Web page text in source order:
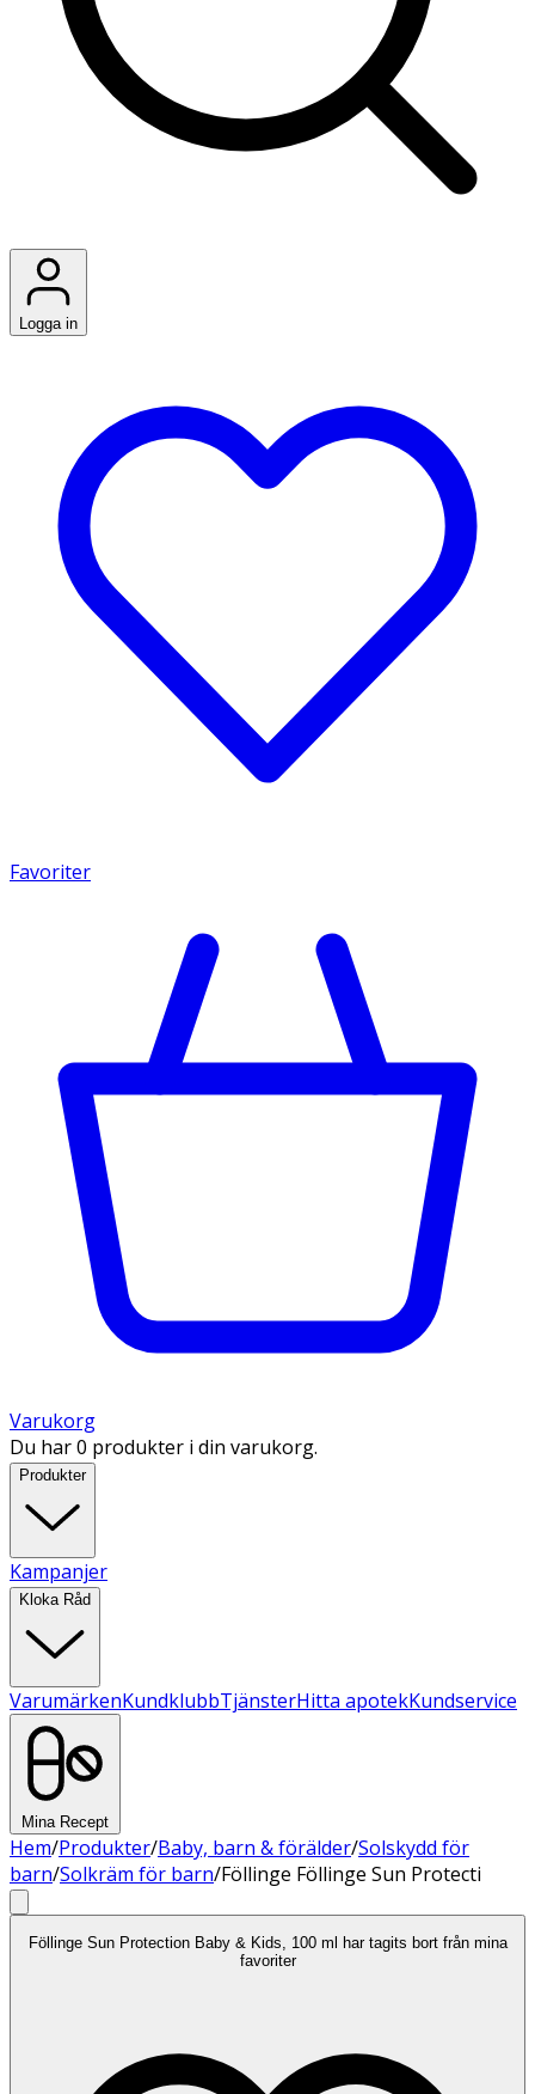
Logga in
Favoriter
Varukorg
Du har 0 produkter i din varukorg.
Produkter
Kampanjer
Kloka Råd
VarumärkenKundklubbTjänsterHitta apotekKundservice
Mina Recept
Hem/Produkter/Baby, barn & förälder/Solskydd för
barn/Solkräm för barn/Föllinge Föllinge Sun Protecti
Föllinge Sun Protection Baby & Kids, 100 ml har tagits bort från mina
favoriter